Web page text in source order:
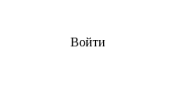
Войти